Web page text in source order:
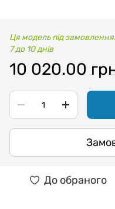
Ця модель під
7 до 10 днів
10 020.00
До обраного